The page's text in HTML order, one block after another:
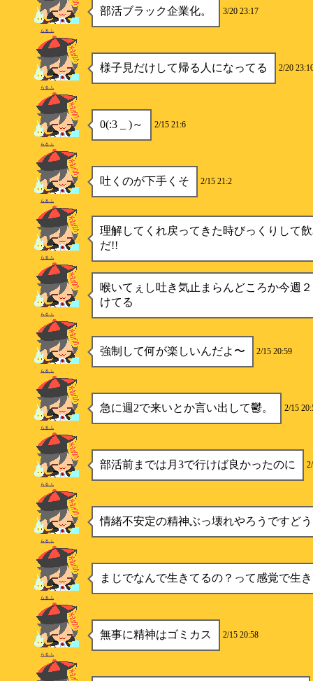
部活ブラック企業化。 3/20 23:17
らるふ
様子見だけして帰る人になってる 2/20
らるふ
0(:3 _ )～ 2/15 21:6
らるふ
吐くのが下手くそ 2/15 21:2
らるふ
理解してくれ戻ってきた時びっくりして
だ!!
らるふ
喉いてぇし吐き気止まらんどころか今週
けてる
らるふ
強制して何が楽しいんだよ〜 2/15 20:59
らるふ
急に週2で来いとか言い出して鬱。 2/15
らるふ
部活前までは月3で行けば良かったのに
らるふ
情緒不安定の精神ぶっ壊れやろうですど
らるふ
まじでなんで生きてるの？って感覚で生
らるふ
無事に精神はゴミカス 2/15 20:58
らるふ